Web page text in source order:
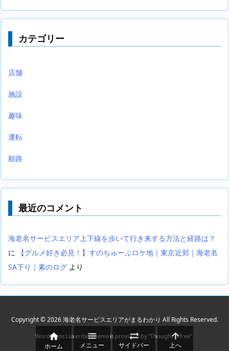
カテゴリー
店舗
施設
趣味
運転
順路
最近のコメント
海老名サービスエリア上下線を歩いて行き来する方法と経路は？
に
【グルメ好き必見！】すのちゅーぶロケ地｜東京近郊｜海老名
SA下り｜素のログ より
Copyright ©2026 海老名サービスエリアがまるわかり All Rights Reserved.
WordPress Luxeritas Theme is provided by "Thought is free".

ホーム

メニュー

サイドバー

上へ